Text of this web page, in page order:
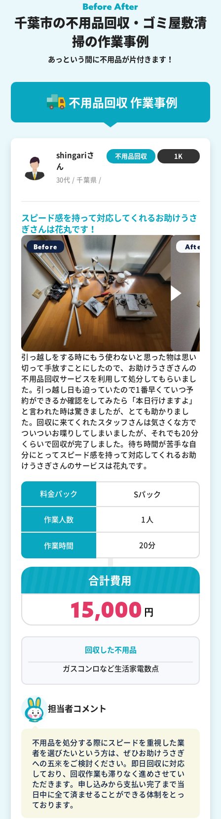
千葉市の不用品回収・ゴミ屋敷清
掃の作業事例
あっという間に不用品が片付きます！
不用品回収 作業事例
shingariさ
ん
30代 / 千葉県 /
不用品回収 1K
スピード感を持って対応してくれるお助けうさ
ぎさんは花丸です！
引っ越しをする時にもう使わないと思った物は思い
切って手放すことにしたので、お助けうさぎさんの
不用品回収サービスを利用して処分してもらいまし
た。引っ越し日も迫っていたので1番早くていつ予
約ができるか確認をしてみたら「本日行けますよ」
と言われた時は驚きましたが、とても助かりまし
た。回収に来てくれたスタッフさんは気さくな方で
ついついお喋りしてしまいましたが、それでも20分
くらいで回収が完了しました。待ち時間が苦手な自
分にとってスピード感を持って対応してくれるお助
けうさぎさんのサービスは花丸です。
料金パック Sパック
作業人数 1人
作業時間 20分
合計費用
15,000
回収した不用品
ガスコンロなど生活家電数点
担当者コメント
不用品を処分する際にスピードを重視した業
者を選びたいという方は、ぜひお助けうさぎ
への五來をご検討ください。即日回収に対応
しており、回収作業も滞りなく進めさせてい
ただきます。申し込みから支払い完了まで当
日中に全て済ませることができる体制をとっ
ております。